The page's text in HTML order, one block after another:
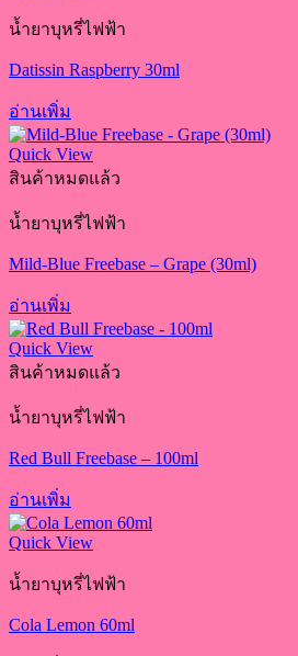
น้ำยาบุหรี่ไฟฟ้า
Datissin Raspberry 30ml
อ่านเพิ่ม
Quick View
สินค้าหมดแล้ว
น้ำยาบุหรี่ไฟฟ้า
Mild-Blue Freebase – Grape (30ml)
อ่านเพิ่ม
Quick View
สินค้าหมดแล้ว
น้ำยาบุหรี่ไฟฟ้า
Red Bull Freebase – 100ml
อ่านเพิ่ม
Quick View
น้ำยาบุหรี่ไฟฟ้า
Cola Lemon 60ml